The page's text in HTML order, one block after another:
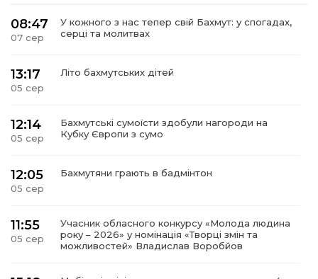
08:47
07 сер
У кожного з нас тепер свій Бахмут: у спогадах,
серці та молитвах
13:17
05 сер
Літо бахмутських дітей
12:14
05 сер
Бахмутські сумоїсти здобули нагороди на
Кубку Європи з сумо
12:05
05 сер
Бахмутяни грають в бадмінтон
11:55
05 сер
Учасник обласного конкурсу «Молода людина
року – 2026» у номінація «Творці змін та
можливостей» Владислав Воробйов